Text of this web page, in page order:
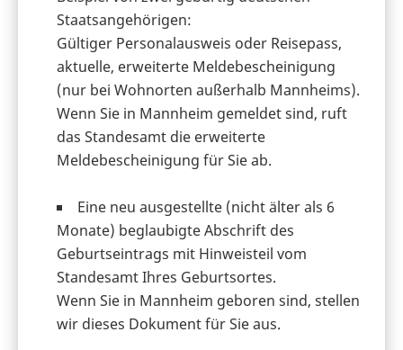
Staatsangehörigen:
Gültiger Personalausweis oder Reisepass,
aktuelle, erweiterte Meldebescheinigung
(nur bei Wohnorten außerhalb Mannheims).
Wenn Sie in Mannheim gemeldet sind, ruft
das Standesamt die erweiterte
Meldebescheinigung für Sie ab.
Eine neu ausgestellte (nicht älter als 6
Monate) beglaubigteAbschrift des
Geburtseintrags mit Hinweisteil vom
Standesamt Ihres Geburtsortes.
Wenn Sie in Mannheim geboren sind, stellen
wir dieses Dokument für Sie aus.